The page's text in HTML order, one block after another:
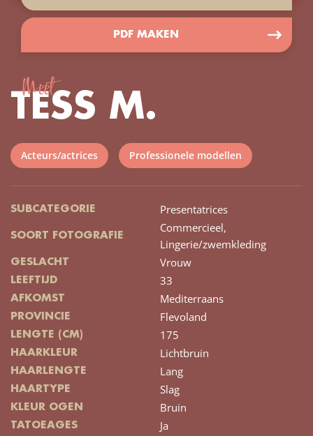
PDF MAKEN
Meet
TESS M.
Acteurs/actrices Professionele modellen
SUBCATEGORIE Presentatrices
SOORT FOTOGRAFIE
Commercieel,
Lingerie/zwemkleding
GESLACHT Vrouw
LEEFTIJD 33
AFKOMST Mediterraans
PROVINCIE Flevoland
LENGTE (CM) 175
HAARKLEUR Lichtbruin
HAARLENGTE Lang
HAARTYPE Slag
KLEUR OGEN Bruin
TATOEAGES Ja